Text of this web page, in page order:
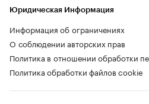
Юридическая Информация
Информация об ограничениях
О соблюдении авторских прав
Политика в отношении обработки
Политика обработки файлов cookie